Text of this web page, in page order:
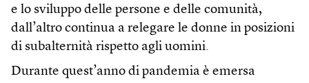
e lo sviluppo delle persone e delle comunità,
dall’altro continua a relegare le donne in posizioni
di subalternità rispetto agli uomini.
Durante quest’anno di pandemia è emersa